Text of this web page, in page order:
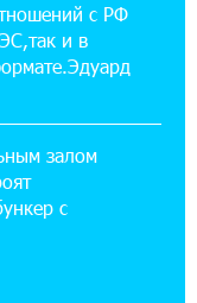
школе
на «Давидбекских
с РФ
и в
залом
с